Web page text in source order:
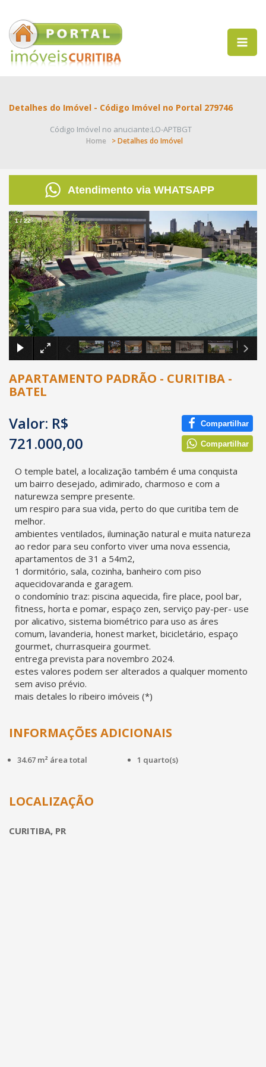
Detalhes do Imóvel - Código Imóvel no Portal 279746
Código Imóvel no anuciante:LO-APTBGT
Home > Detalhes do Imóvel
Atendimento via WHATSAPP
×
1/22
APARTAMENTO PADRÃO - CURITIBA -
BATEL
Valor: R$
721.000,00
Compartilhar
Compartilhar
O temple batel, a localização também é uma conquista
um bairro desejado, adimirado, charmoso e com a
naturewza sempre presente.
um respiro para sua vida, perto do que curitiba tem de
melhor.
ambientes ventilados, iluminação natural e muita natureza
ao redor para seu conforto viver uma nova essencia,
apartamentos de 31 a 54m2,
1 dormitório, sala, cozinha, banheiro com piso
aquecidovaranda e garagem.
o condomínio traz: piscina aquecida, fire place, pool bar,
fitness, horta e pomar, espaço zen, serviço pay-per- use
por alicativo, sistema biométrico para uso as áres
comum, lavanderia, honest market, bicicletário, espaço
gourmet, churrasqueira gourmet.
entrega prevista para novembro 2024.
estes valores podem ser alterados a qualquer momento
sem aviso prévio.
mais detales lo ribeiro imóveis (*)
INFORMAÇÕES ADICIONAIS
34.67 m² área total 1 quarto(s)
LOCALIZAÇÃO
CURITIBA, PR